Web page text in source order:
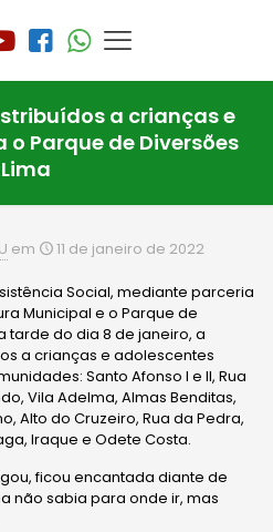
a crianças e
Parque de Diversões
Lima
em 11 de janeiro de 2022
Social, mediante parceria
Municipal e o Parque de
tarde do dia 8 de janeiro, a
a crianças e adolescentes
Santo Afonso I e II, Rua
Vila Adelma, Almas Benditas,
Alto do Cruzeiro, Rua da Pedra,
Iraque e Odete Costa.
ficou encantada diante de
não sabia para onde ir, mas